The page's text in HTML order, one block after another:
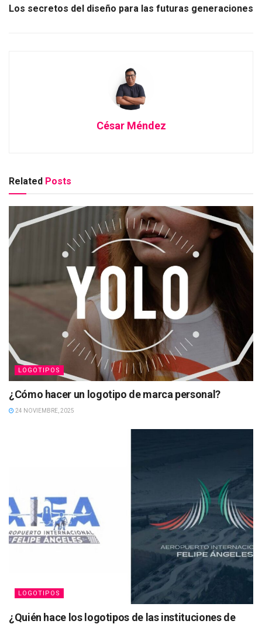
Los secretos del diseño para las futuras generaciones
César Méndez
Related Posts
LOGOTIPOS
¿Cómo hacer un logotipo de marca personal?
24 NOVIEMBRE, 2025
LOGOTIPOS
¿Quién hace los logotipos de las instituciones de